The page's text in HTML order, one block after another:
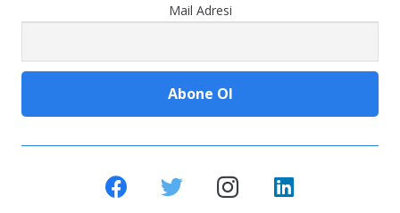
Mail Adresi